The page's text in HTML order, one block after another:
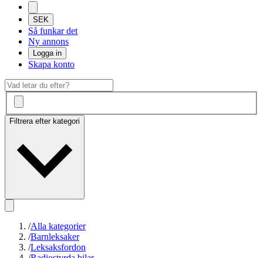
SEK
Så funkar det
Ny annons
Logga in
Skapa konto
Filtrera efter kategori
/Alla kategorier
/Barnleksaker
/Leksaksfordon